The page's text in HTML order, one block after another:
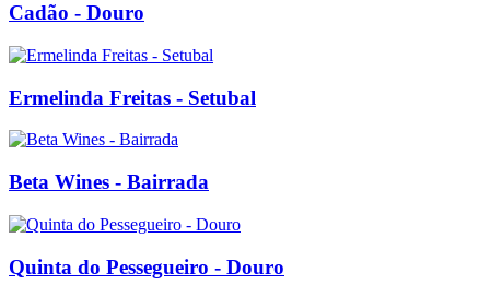
Cadão - Douro
Ermelinda Freitas - Setubal
Beta Wines - Bairrada
Quinta do Pessegueiro - Douro